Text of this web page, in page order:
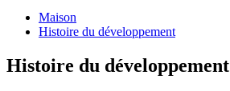
Maison
Histoire du développement
Histoire du développement